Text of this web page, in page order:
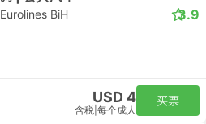
BiH 3.9
USD 4
含税 每个成人
买票